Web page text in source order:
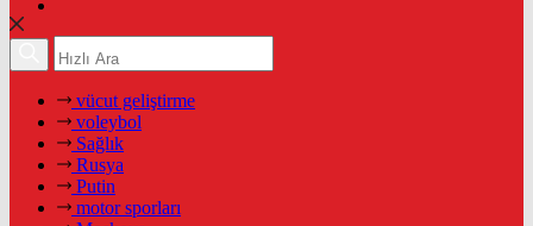
vücut geliştirme
voleybol
Sağlık
Rusya
Putin
motor sporları